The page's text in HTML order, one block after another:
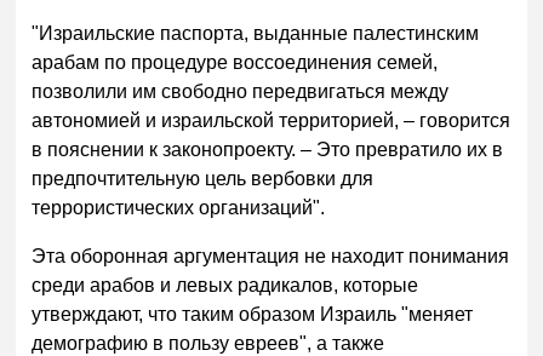
"Израильские паспорта, выданные палестинским
арабам по процедуре воссоединения семей,
позволили им свободно передвигаться между
автономией и израильской территорией, – говорится
в пояснении к законопроекту. – Это превратило их в
предпочтительную цель вербовки для
террористических организаций".
Эта оборонная аргументация не находит понимания
среди арабов и левых радикалов, которые
утверждают, что таким образом Израиль "меняет
демографию в пользу евреев", а также